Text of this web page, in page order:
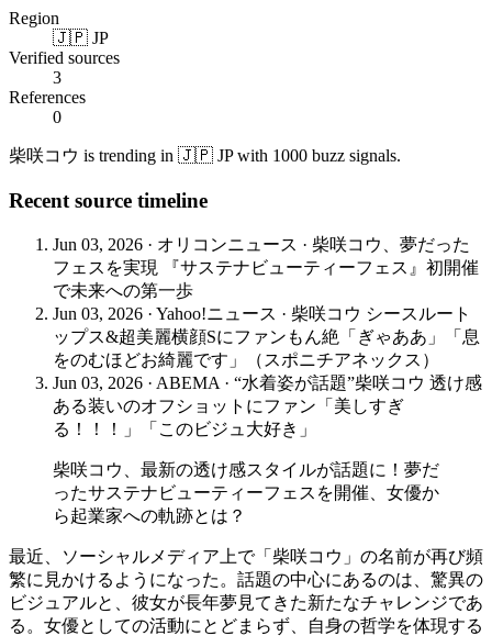
Region
🇯🇵 JP
Verified sources
3
References
0
柴咲コウ is trending in 🇯🇵 JP with 1000 buzz signals.
Recent source timeline
Jun 03, 2026 · オリコンニュース · 柴咲コウ、夢だった
フェスを実現 『サステナビューティーフェス』初開催
で未来への第一歩
Jun 03, 2026 · Yahoo!ニュース · 柴咲コウ シースルート
ップス&超美麗横顔Sにファンもん絶「ぎゃああ」「息
をのむほどお綺麗です」（スポニチアネックス）
Jun 03, 2026 · ABEMA · “水着姿が話題”柴咲コウ 透け感
ある装いのオフショットにファン「美しすぎ
る！！！」「このビジュ大好き」
柴咲コウ、最新の透け感スタイルが話題に！夢だ
ったサステナビューティーフェスを開催、女優か
ら起業家への軌跡とは？
最近、ソーシャルメディア上で「柴咲コウ」の名前が再び頻
繁に見かけるようになった。話題の中心にあるのは、驚異の
ビジュアルと、彼女が長年夢見てきた新たなチャレンジであ
る。女優としての活動にとどまらず、自身の哲学を体現する